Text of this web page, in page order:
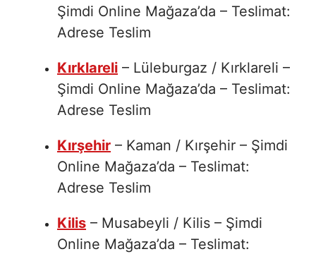
Şimdi Online Mağaza’da – Teslimat:
Adrese Teslim
Kırklareli – Lüleburgaz / Kırklareli –
Şimdi Online Mağaza’da – Teslimat:
Adrese Teslim
Kırşehir – Kaman / Kırşehir – Şimdi
Online Mağaza’da – Teslimat:
Adrese Teslim
Kilis – Musabeyli / Kilis – Şimdi
Online Mağaza’da – Teslimat: